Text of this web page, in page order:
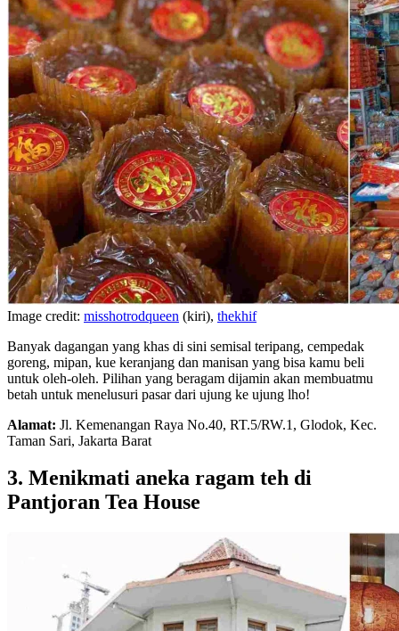
Image credit: misshotrodqueen (kiri), thekhif
Banyak dagangan yang khas di sini semisal teripang, cempedak
goreng, mipan, kue keranjang dan manisan yang bisa kamu beli
untuk oleh-oleh. Pilihan yang beragam dijamin akan membuatmu
betah untuk menelusuri pasar dari ujung ke ujung lho!
Alamat: Jl. Kemenangan Raya No.40, RT.5/RW.1, Glodok, Kec.
Taman Sari, Jakarta Barat
3. Menikmati aneka ragam teh di
Pantjoran Tea House